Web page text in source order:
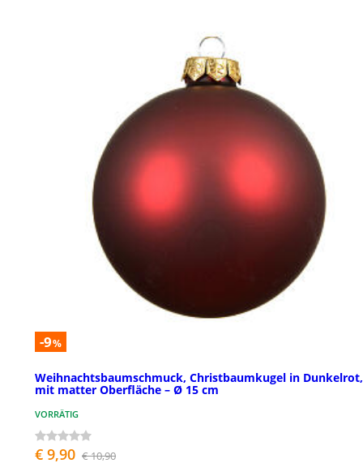
-9%
Weihnachtsbaumschmuck, Christbaumkugel in Dunkelrot,
mit matter Oberfläche – Ø 15 cm
VORRÄTIG
€ 9,90 € 10,90